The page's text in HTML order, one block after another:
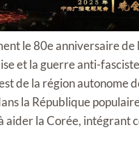
le 80e anniversaire de
et la guerre anti-fasciste
de la région autonome
la République
aider la Corée, intégrant